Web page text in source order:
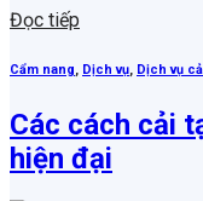
Đọc tiếp
Cẩm nang, Dịch vụ, Dịch vụ
Các cách cải
hiện đại